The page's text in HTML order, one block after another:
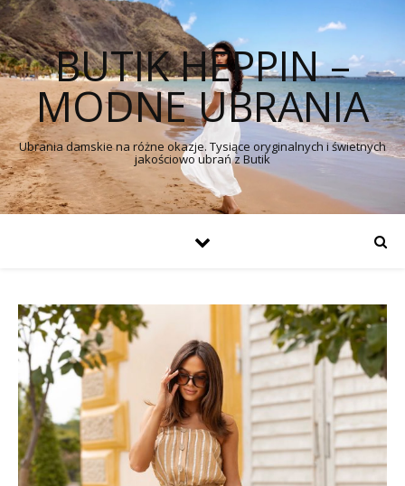
BUTIK HEPPIN –
MODNE UBRANIA
Ubrania damskie na różne okazje. Tysiące oryginalnych i świetnych
jakościowo ubrań z Butik